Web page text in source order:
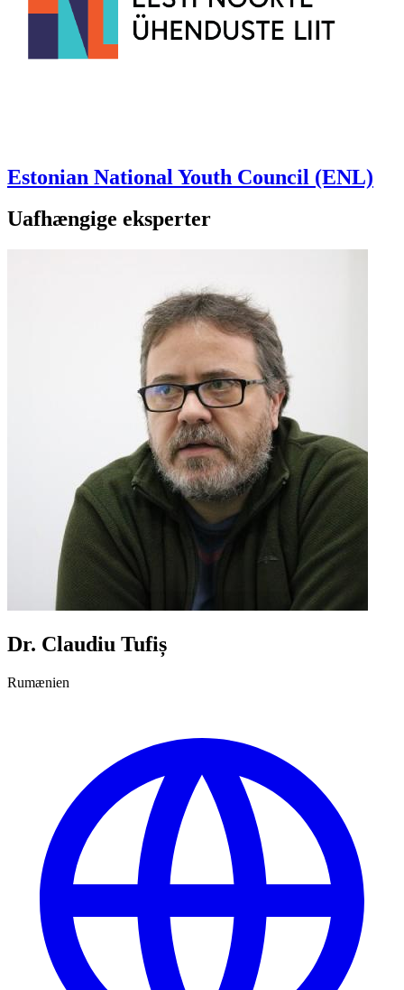
Estonian National Youth Council (ENL)
Uafhængige eksperter
Dr. Claudiu Tufiș
Rumænien